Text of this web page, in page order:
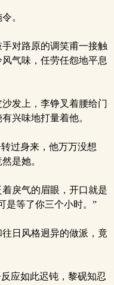
。
对路原的调笑甫一接触
气味，任劳任怨地平息
发上，李铮叉着腰给门
兴味地打量着他。
过身来，他万万没想
是她。
戾气的眉眼，开口就是
是等了你三个小时。”
日风格迥异的做派，竟
应如此迟钝，黎砚知忍